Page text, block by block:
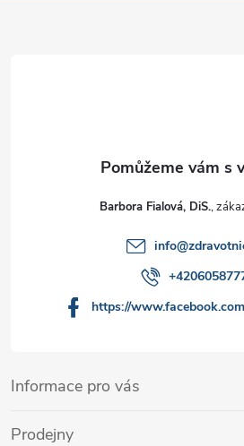
Informace pro vás
Prodejny
Barbora Fialová, DiS.
info@
https://